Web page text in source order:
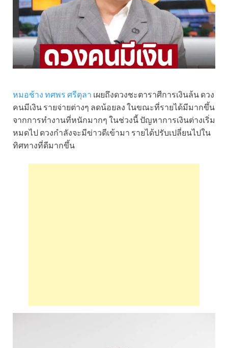
หมอช้าง ทศพร ศรีตุลา เผยถึงดวงชะตาราศีการเงินล้น ดวง
คนมีเงิน รายจ่ายต่างๆ ลดน้อยลง ในขณะที่รายได้มีมากขึ้น
จากการทำงานที่หนักมากๆ ในช่วงนี้ ปัญหาการเงินต่างเริ่ม
หมดไป ดวงกำลังจะมีข่าวดีเข้ามา รายได้ปรับเปลี่ยนไปใน
ทิศทางที่ดีมากขึ้น